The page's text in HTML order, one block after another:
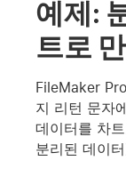
예제:
트로
FileMaker
지 리턴 문자
데이터를 차
분리된 데이